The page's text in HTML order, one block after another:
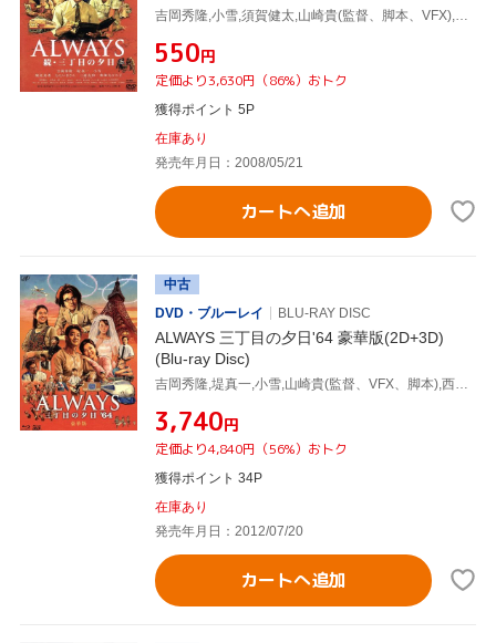
¥550円
定価より3,630円（86%）おトク
獲得ポイント 5P
在庫あり
発売年月日：2008/05/21
カートへ追加
中古
DVD・ブルーレイ
BLU-RAY DISC
ALWAYS 三丁目の夕日'64 豪華版(2D+3D)
(Blu-ray Disc)
吉岡秀隆,堤真一,小雪,山崎貴(監督、VFX、脚本),西岸良平(原作),佐藤直紀(音楽)
¥3,740円
定価より4,840円（56%）おトク
獲得ポイント 34P
在庫あり
発売年月日：2012/07/20
カートへ追加